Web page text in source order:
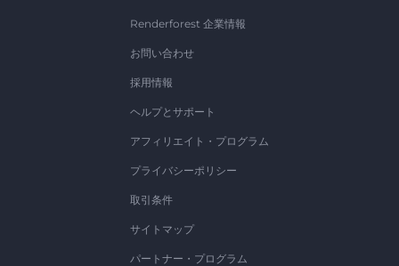
Renderforest 企業情報
お問い合わせ
採用情報
ヘルプとサポート
アフィリエイト・プログラム
プライバシーポリシー
取引条件
サイトマップ
パートナー・プログラム